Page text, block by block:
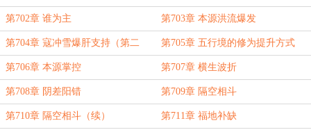
第702章 谁为主 第703章 本源洪流爆发
第704章 寇冲雪爆肝支持（第二
更）
第705章 五行境的修为提升方式
第706章 本源掌控 第707章 横生波折
第708章 阴差阳错 第709章 隔空相斗
第710章 隔空相斗（续） 第711章 福地补缺